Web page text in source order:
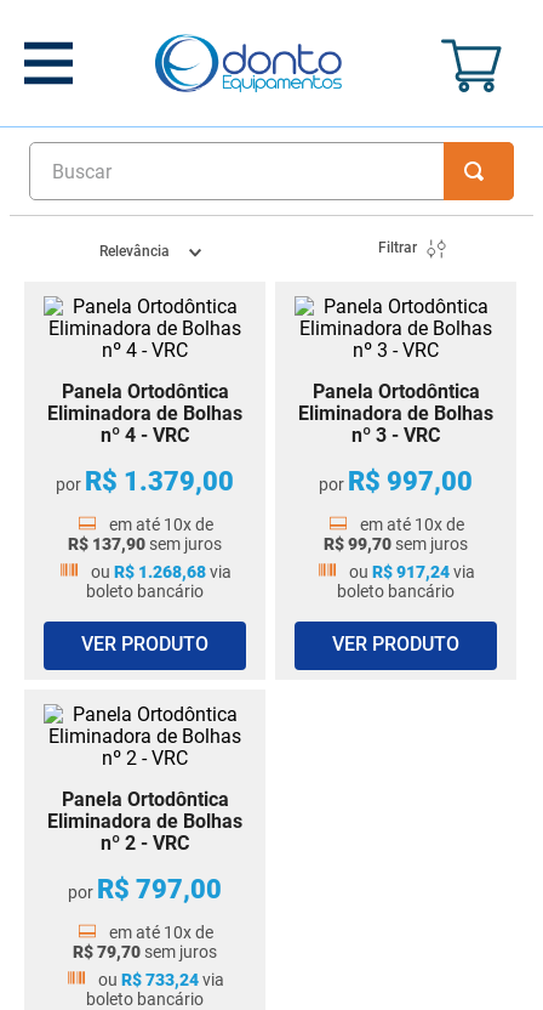
Buscar
Relevância Filtrar
Panela Ortodôntica
Eliminadora de Bolhas
nº 4 - VRC
por R$ 1 .379,00
em até 10x de
R$ 137,90 sem juros
ou R$ 1.268,68via
boleto bancário
VER PRODUTO
Panela Ortodôntica
Eliminadora de Bolhas
nº 3 - VRC
por R$ 997,00
em até 10x de
R$99,70 sem juros
ou R$ 917,24via
boleto bancário
VER PRODUTO
Panela Ortodôntica
Eliminadora de Bolhas
nº 2 - VRC
por R$ 797,00
em até 10x de
R$79,70 sem juros
ou R$ 733,24via
boleto bancário